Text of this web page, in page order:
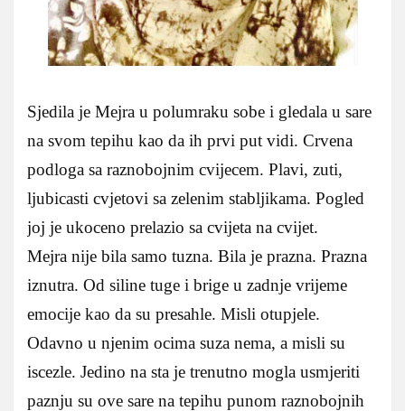
Sjedila je Mejra u polumraku sobe i gledala u sare
na svom tepihu kao da ih prvi put vidi. Crvena
podloga sa raznobojnim cvijecem. Plavi, zuti,
ljubicasti cvjetovi sa zelenim stabljikama. Pogled
joj je ukoceno prelazio sa cvijeta na cvijet.
Mejra nije bila samo tuzna. Bila je prazna. Prazna
iznutra. Od siline tuge i brige u zadnje vrijeme
emocije kao da su presahle. Misli otupjele.
Odavno u njenim ocima suza nema, a misli su
iscezle. Jedino na sta je trenutno mogla usmjeriti
paznju su ove sare na tepihu punom raznobojnih